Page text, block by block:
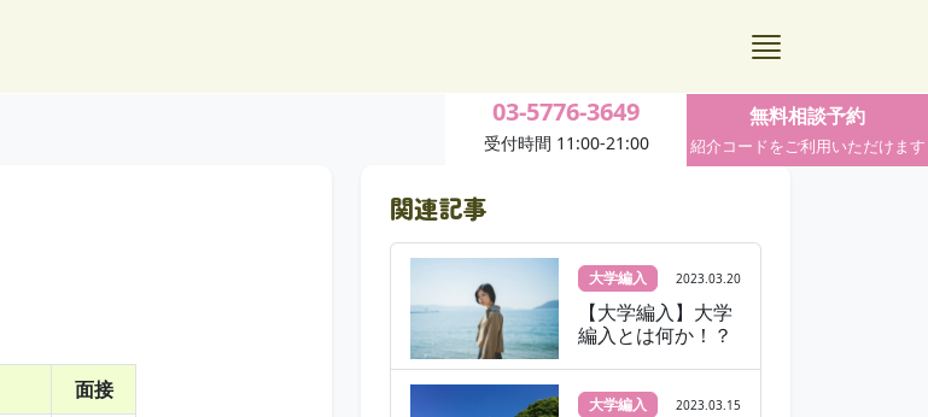
面接
関連記事
大学編入 2023.03.20
【大学編入】大学
編入とは何か！？
大学編入 2023.03.15
03-5776-3649
受付時間 11:00-21:00
無料相談予約
紹介コードをご利用いただけます